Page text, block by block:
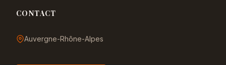
CONTACT
Auvergne-Rhône-Alpes